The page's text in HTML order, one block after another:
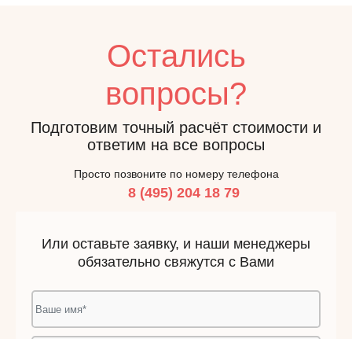
Остались
вопросы?
Подготовим точный расчёт стоимости и
ответим на все вопросы
Просто позвоните по номеру телефона
8 (495) 204 18 79
Или оставьте заявку, и наши менеджеры
обязательно свяжутся с Вами